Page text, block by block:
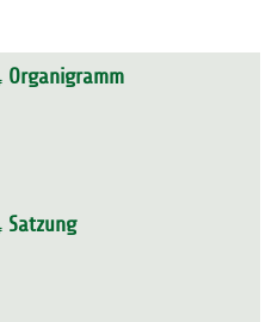
Organigramm
Satzung